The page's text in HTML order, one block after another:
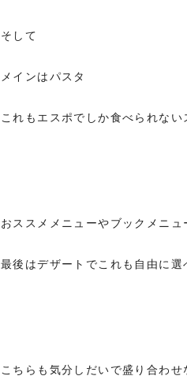
そして
メインはパスタ
これもエスポでしか食べられな
おススメメニューやブックメニ
最後はデザートでこれも自由に
こちらも気分しだいで盛り合わ